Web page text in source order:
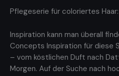
Pflegeserie für coloriertes Haar:
Inspiration kann man überall
Concepts Inspiration für diese
– vom köstlichen Duft nach
Morgen. Auf der Suche nach